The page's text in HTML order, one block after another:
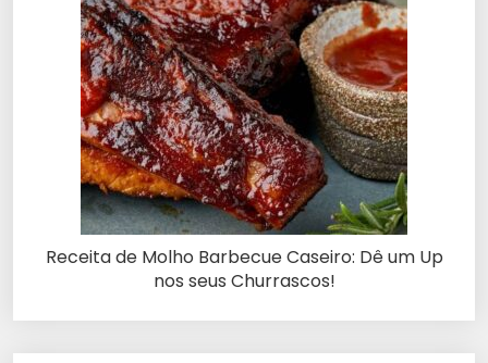
Receita de Molho Barbecue Caseiro: Dê um Up
nos seus Churrascos!